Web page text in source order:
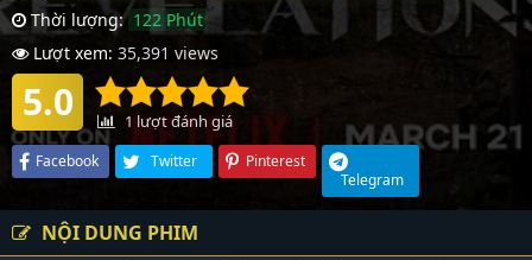
Thời lượng: 122 Phút
Lượt xem: 35,391 views
5.0 1lượt đánh giá
Facebook Twitter
Pinterest
Telegram
NỘI DUNG PHIM